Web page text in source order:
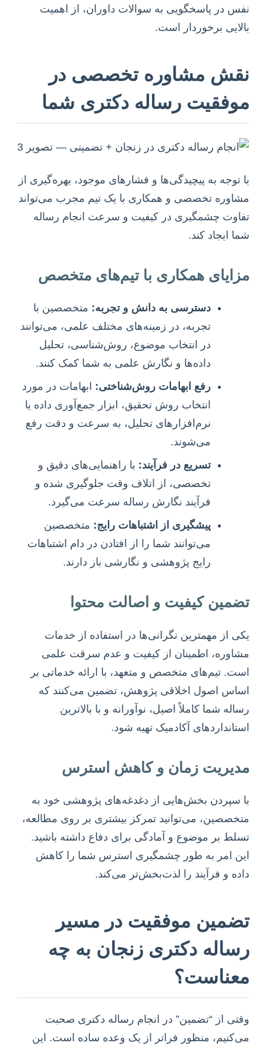
نفس در پاسخگویی به سوالات داوران، از اهمیت
بالایی برخوردار است.
نقش مشاوره تخصصی در
موفقیت رساله دکتری شما
با توجه به پیچیدگی‌ها و فشارهای موجود، بهره‌گیری از
مشاوره تخصصی و همکاری با یک تیم مجرب می‌تواند
تفاوت چشمگیری در کیفیت و سرعت انجام رساله
شما ایجاد کند.
مزایای همکاری با تیم‌های متخصص
دسترسی به دانش و تجربه: متخصصین با
تجربه، در زمینه‌های مختلف علمی، می‌توانند
در انتخاب موضوع، روش‌شناسی، تحلیل
داده‌ها و نگارش علمی به شما کمک کنند.
رفع ابهامات روش‌شناختی: ابهامات در مورد
انتخاب روش تحقیق، ابزار جمع‌آوری داده یا
نرم‌افزارهای تحلیل، به سرعت و دقت رفع
می‌شوند.
تسریع در فرآیند: با راهنمایی‌های دقیق و
تخصصی، از اتلاف وقت جلوگیری شده و
فرآیند نگارش رساله سرعت می‌گیرد.
پیشگیری از اشتباهات رایج: متخصصین
می‌توانند شما را از افتادن در دام اشتباهات
رایج پژوهشی و نگارشی باز دارند.
تضمین کیفیت و اصالت محتوا
یکی از مهمترین نگرانی‌ها در استفاده از خدمات
مشاوره، اطمینان از کیفیت و عدم سرقت علمی
است. تیم‌های متخصص و متعهد، با ارائه خدماتی بر
اساس اصول اخلاقی پژوهش، تضمین می‌کنند که
رساله شما کاملاً اصیل، نوآورانه و با بالاترین
استانداردهای آکادمیک تهیه شود.
مدیریت زمان و کاهش استرس
با سپردن بخش‌هایی از دغدغه‌های پژوهشی خود به
متخصصین، می‌توانید تمرکز بیشتری بر روی مطالعه،
تسلط بر موضوع و آمادگی برای دفاع داشته باشید.
این امر به طور چشمگیری استرس شما را کاهش
داده و فرآیند را لذت‌بخش‌تر می‌کند.
تضمین موفقیت در مسیر
رساله دکتری زنجان به چه
معناست؟
وقتی از “تضمین” در انجام رساله دکتری صحبت
می‌کنیم، منظور فراتر از یک وعده ساده است. این